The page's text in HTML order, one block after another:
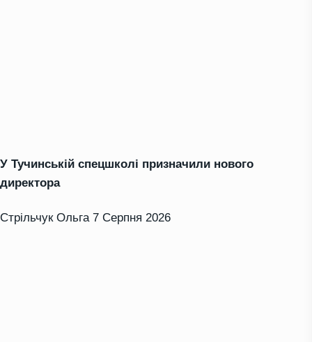
У Тучинській спецшколі призначили нового
директора
Стрільчук Ольга 7 Серпня 2026